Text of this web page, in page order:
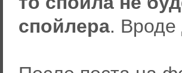
спойлера. Вроде